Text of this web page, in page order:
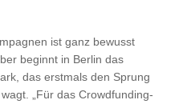
ist ganz bewusst
beginnt in Berlin das
das erstmals den Sprung
„Für das Crowdfunding-